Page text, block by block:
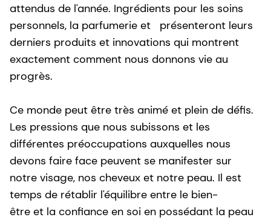
attendus de l'année. Ingrédients pour les soins
personnels, la parfumerie et présenteront leurs
derniers produits et innovations qui montrent
exactement comment nous donnons vie au
progrès.
Ce monde peut être très animé et plein de défis.
Les pressions que nous subissons et les
différentes préoccupations auxquelles nous
devons faire face peuvent se manifester sur
notre visage, nos cheveux et notre peau. Il est
temps de rétablir l'équilibre entre le bien-
être et la confiance en soi en possédant la peau